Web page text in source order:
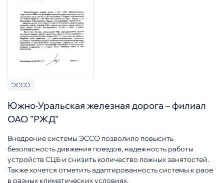
ЭССО
Южно-Уральская железная дорога – филиал
ОАО "РЖД"
Внедрение системы ЭССО позволило повысить
безопасность дивжения поездов, надежность работы
устройств СЦБ и снизить количество ложных занятостей.
Также хочется отметить адаптированность системы к раое
в разных климатических условиях.